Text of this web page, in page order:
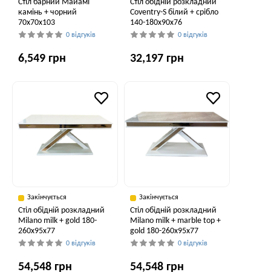
Стіл барний Майамі
камінь + чорний
70x70x103
0 відгуків
6,549 грн
Стіл обідній розкладний
Coventry-S білий + срібло
140-180x90x76
0 відгуків
32,197 грн
Закінчується
Стіл обідній розкладний
Milano milk + gold 180-
260x95x77
0 відгуків
54,548 грн
Закінчується
Стіл обідній розкладний
Milano milk + marble top +
gold 180-260x95x77
0 відгуків
54,548 грн